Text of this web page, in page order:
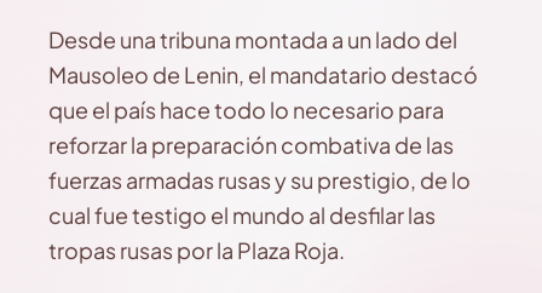
Desde una tribuna montada a un lado del
Mausoleo de Lenin, el mandatario destacó
que el país hace todo lo necesario para
reforzar la preparación combativa de las
fuerzas armadas rusas y su prestigio, de lo
cual fue testigo el mundo al desfilar las
tropas rusas por la Plaza Roja.